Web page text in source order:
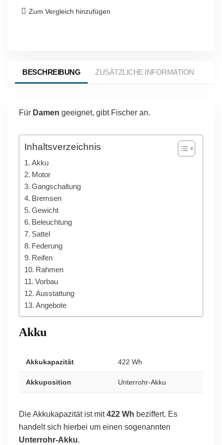
Zum Vergleich hinzufügen
BESCHREIBUNG ZUSÄTZLICHE INFORMATION
Für Damen geeignet, gibt Fischer an.
Inhaltsverzeichnis
Akku
Motor
Gangschaltung
Bremsen
Gewicht
Beleuchtung
Sattel
Federung
Reifen
Rahmen
Vorbau
Ausstattung
Angebote
Akku
Akkukapazität 422 Wh
Akkuposition Unterrohr-Akku
Die Akkukapazität ist mit422 Wh beziffert. Es
handelt sich hierbei um einen sogenannten
Unterrohr-Akku.